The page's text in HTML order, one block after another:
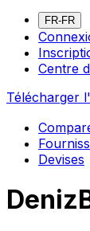
FR-FR
Centre
Télécharger
Devises